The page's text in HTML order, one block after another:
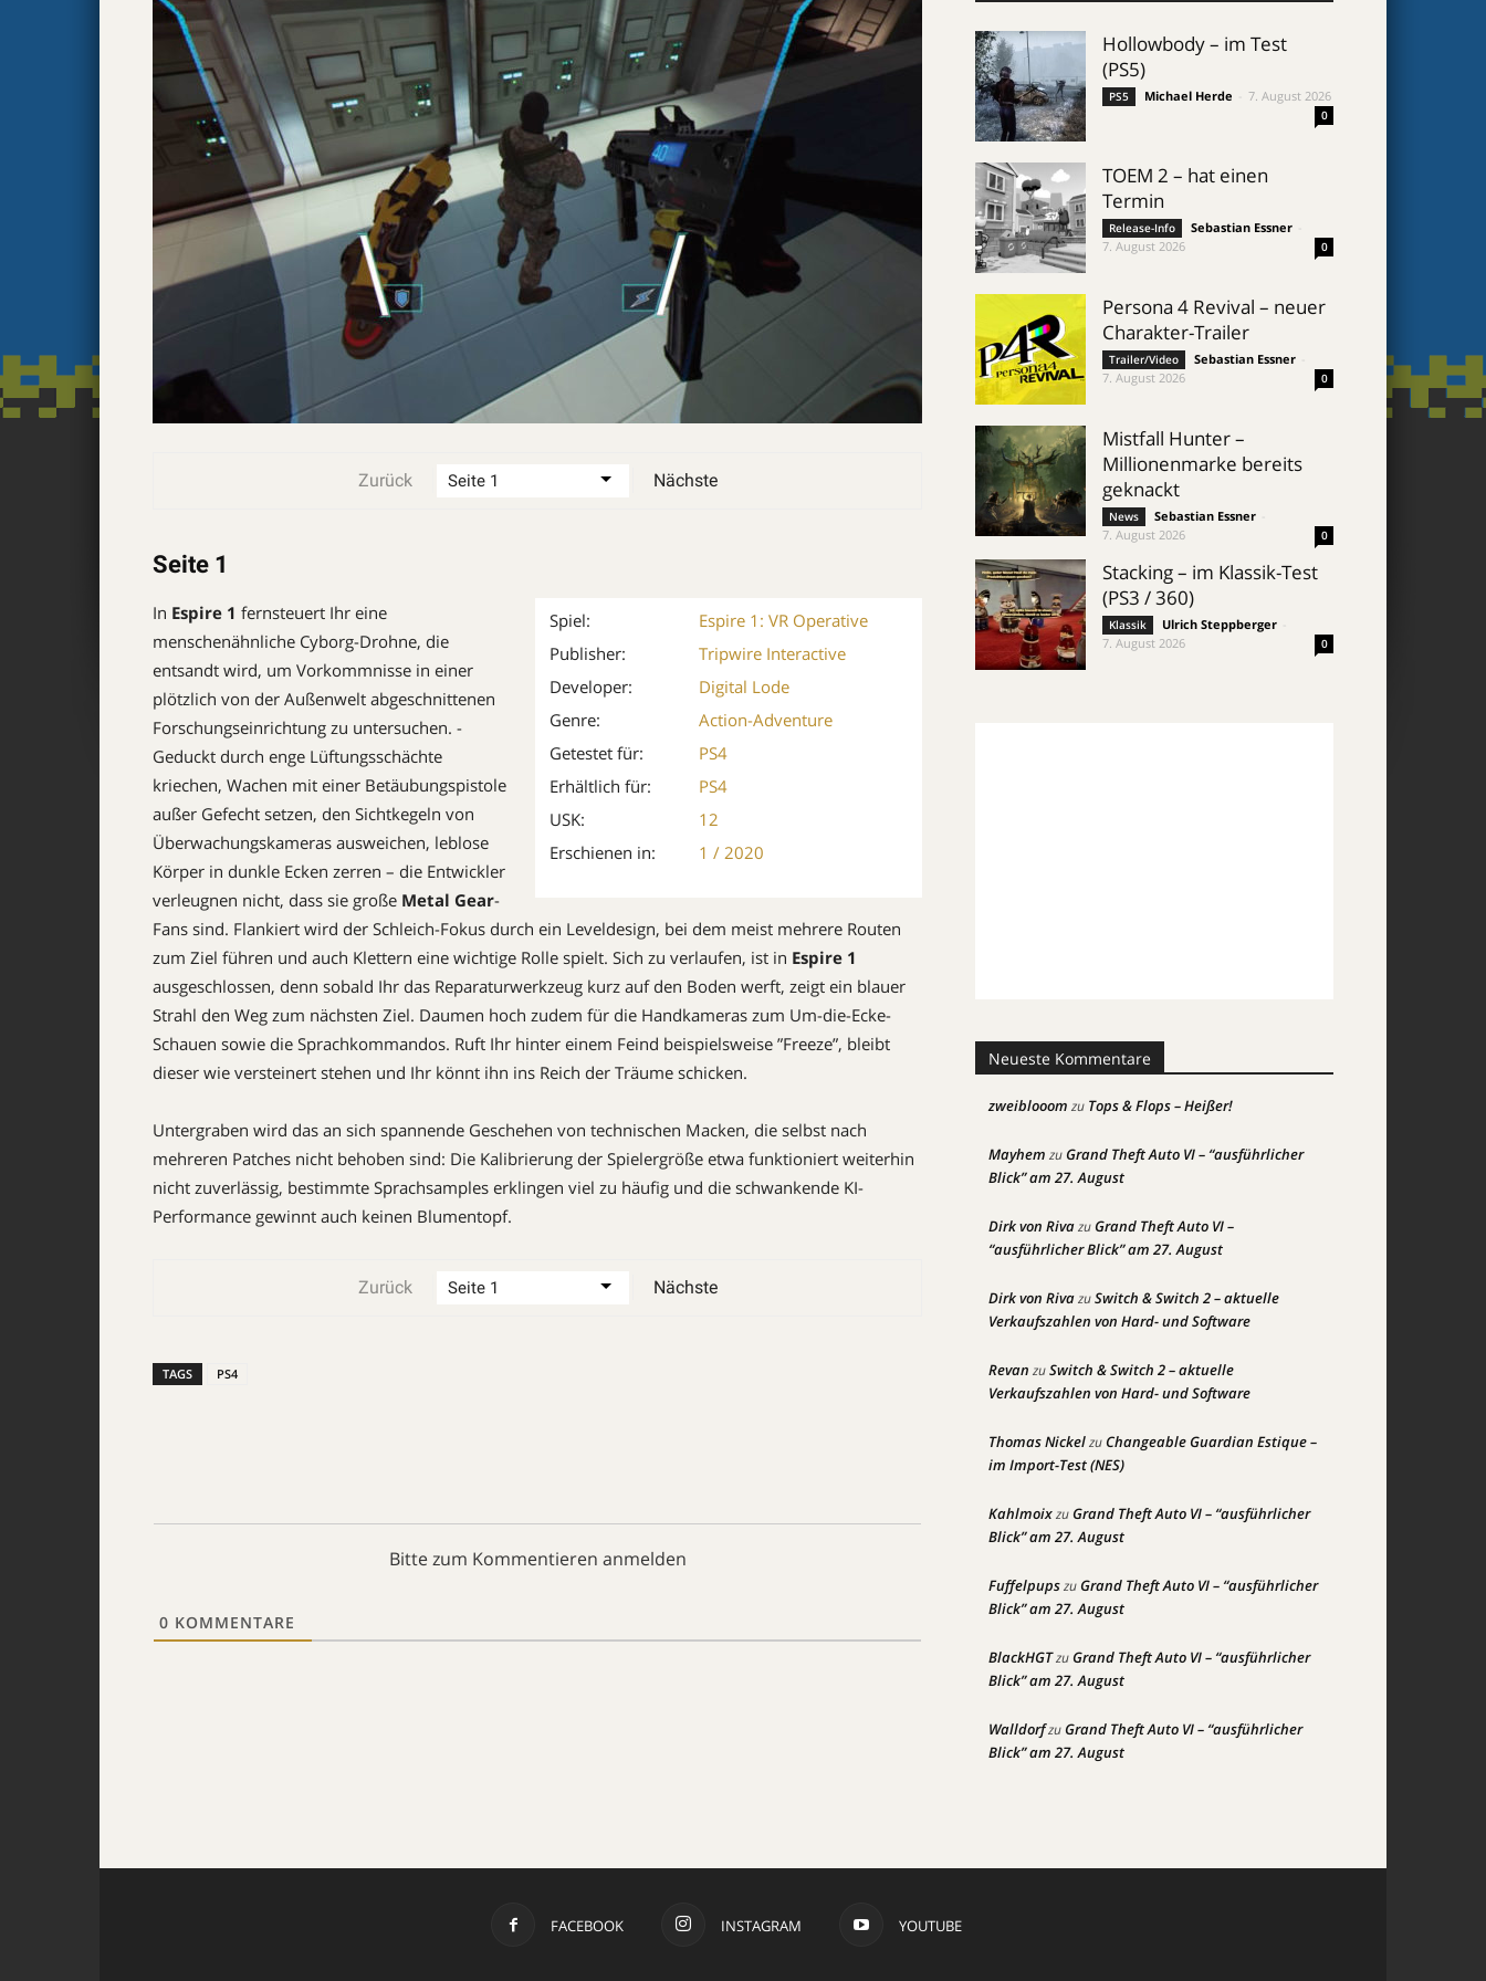
Zurück Nächste
Seite 1
Spiel:
Espire 1: VR Operative
Publisher:
Tripwire Interactive
Developer:
Digital Lode
Genre:
Action-Adventure
Getestet für:
PS4
Erhältlich für:
PS4
USK:
12
Erschienen in:
1 / 2020
In Espire 1 fernsteuert Ihr eine
menschenähnliche ­Cyborg-Drohne, die
entsandt wird, um Vorkommnisse in einer
plötzlich von der Außenwelt abgeschnittenen
Forschungseinrichtung zu untersuchen. ­
Geduckt durch enge ­Lüftungsschächte
kriechen, Wachen mit einer ­Betäubungspistole
außer Gefecht setzen, den Sichtkegeln von
Überwachungskameras ausweichen, leblose
Körper in dunkle Ecken zerren – die Entwickler
verleugnen nicht, dass sie große Metal Gear-
Fans sind. Flankiert wird der Schleich-Fokus durch ein ­Leveldesign, bei dem meist mehrere Routen
zum Ziel führen und auch Klettern eine wichtige ­Rolle spielt. Sich zu verlaufen, ist in Espire 1
ausgeschlossen, denn sobald Ihr das Reparaturwerkzeug kurz auf den Boden werft, zeigt ein blauer
Strahl den Weg zum nächsten Ziel. Daumen hoch zudem für die Handkameras zum Um-die-Ecke-
Schauen sowie die Sprachkommandos. Ruft Ihr hinter einem Feind beispielsweise ”Freeze”, bleibt
dieser wie versteinert stehen und Ihr könnt ihn ins Reich der Träume schicken.
Untergraben wird das an sich spannende Geschehen von technischen Macken, die selbst nach
mehreren Patches nicht behoben sind: Die Kalibrierung der Spieler­größe etwa funktioniert weiterhin
nicht zuverlässig, bestimmte Sprachsamples erklingen viel zu häufig und die schwankende KI-
Performance gewinnt auch keinen Blumentopf.
Zurück Nächste
TAGS PS4
Bitte zum Kommentieren anmelden
0 KOMMENTARE
Hollowbody – im Test
(PS5)
PS5 Michael Herde 7. August 2026
0
TOEM 2 – hat einen
Termin
Release-Info Sebastian Essner
7. August 2026
0
Persona 4 Revival – neuer
Charakter-Trailer
Trailer/Video Sebastian Essner
7. August 2026
0
Mistfall Hunter –
Millionenmarke bereits
geknackt
News Sebastian Essner
7. August 2026
0
Stacking – im Klassik-Test
(PS3 / 360)
Klassik Ulrich Steppberger
7. August 2026
0
Neueste Kommentare
zweiblooom zu Tops & Flops – Heißer!
Mayhem zuGrand Theft Auto VI – “ausführlicher
Blick” am 27. August
Dirk von RivazuGrand Theft Auto VI –
“ausführlicher Blick” am 27. August
Dirk von RivazuSwitch & Switch 2 – aktuelle
Verkaufszahlen von Hard- und Software
Revan zuSwitch & Switch 2 – aktuelle
Verkaufszahlen von Hard- und Software
Thomas NickelzuChangeable Guardian Estique –
im Import-Test (NES)
KahlmoixzuGrand Theft Auto VI – “ausführlicher
Blick” am 27. August
FuffelpupszuGrand Theft Auto VI – “ausführlicher
Blick” am 27. August
BlackHGTzuGrand Theft Auto VI – “ausführlicher
Blick” am 27. August
WalldorfzuGrand Theft Auto VI – “ausführlicher
Blick” am 27. August
FACEBOOK INSTAGRAM YOUTUBE